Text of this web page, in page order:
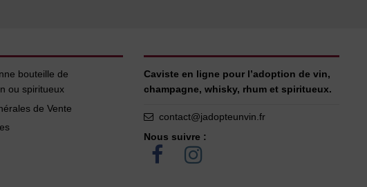
bouteille de
ou spiritueux
de Vente
Caviste en ligne pour l’adoption de vin,
champagne, whisky, rhum et spiritueux.
contact@jadopteunvin.fr
Nous suivre :